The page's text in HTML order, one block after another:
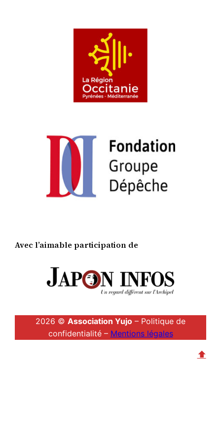
Avec l’aimable participation de
2026 © Association Yujo – Politique de
confidentialité – Mentions légales
⬆︎